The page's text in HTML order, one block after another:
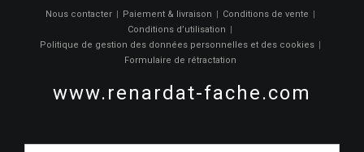
Nous contacter Paiement & livraison
Conditions de vente
Conditions d’utilisation
Politique de gestion des données personnelles et des cookies
Formulaire de rétractation
www.renardat-fache.com